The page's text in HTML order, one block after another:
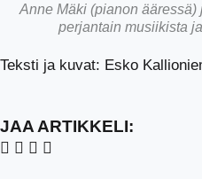
Anne Mäki (pianon
perjantain musiikista
Teksti ja kuvat: Esko
JAA ARTIKKELI: